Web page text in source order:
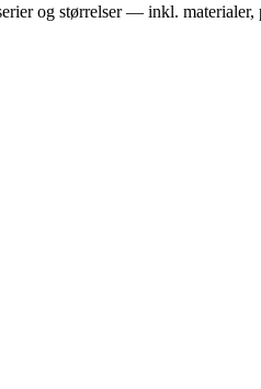
og størrelser — inkl. materialer,